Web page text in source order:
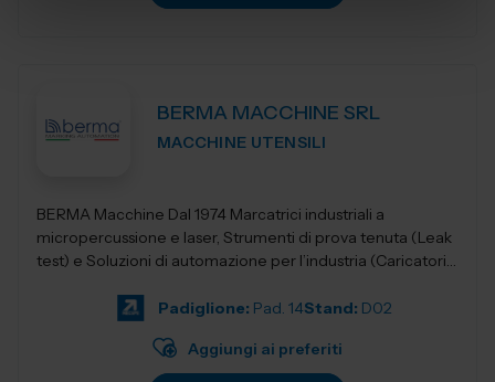
BERMA MACCHINE SRL
MACCHINE UTENSILI
BERMA Macchine Dal 1974 Marcatrici industriali a
micropercussione e laser, Strumenti di prova tenuta (Leak
test) e Soluzioni di automazione per l’industria (Caricatori,
Padiglione: Pad. 14Stand: D02
Aggiungi ai preferiti